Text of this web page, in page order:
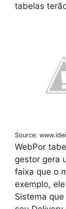
tabelas
Source:
WebPor
gestor gera
faixa que o
exemplo,
Sistema